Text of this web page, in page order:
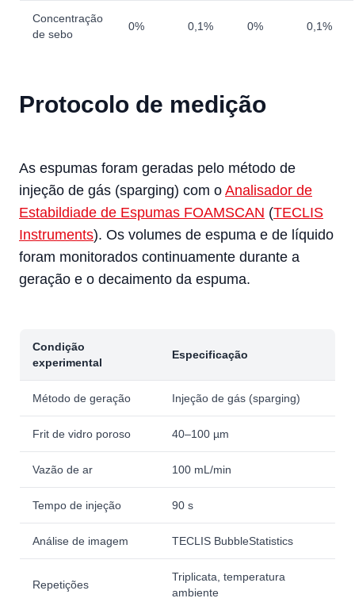
Concentração
de sebo
0% 0,1% 0% 0,1%
Protocolo de medição
As espumas foram geradas pelo método de
injeção de gás (sparging) com o Analisador de
Estabildiade de Espumas FOAMSCAN (TECLIS
Instruments). Os volumes de espuma e de líquido
foram monitorados continuamente durante a
geração e o decaimento da espuma.
Condição
experimental
Especificação
Método de geração Injeção de gás (sparging)
Frit de vidro poroso 40–100 µm
Vazão de ar 100 mL/min
Tempo de injeção 90 s
Análise de imagem TECLIS BubbleStatistics
Repetições
Triplicata, temperatura
ambiente